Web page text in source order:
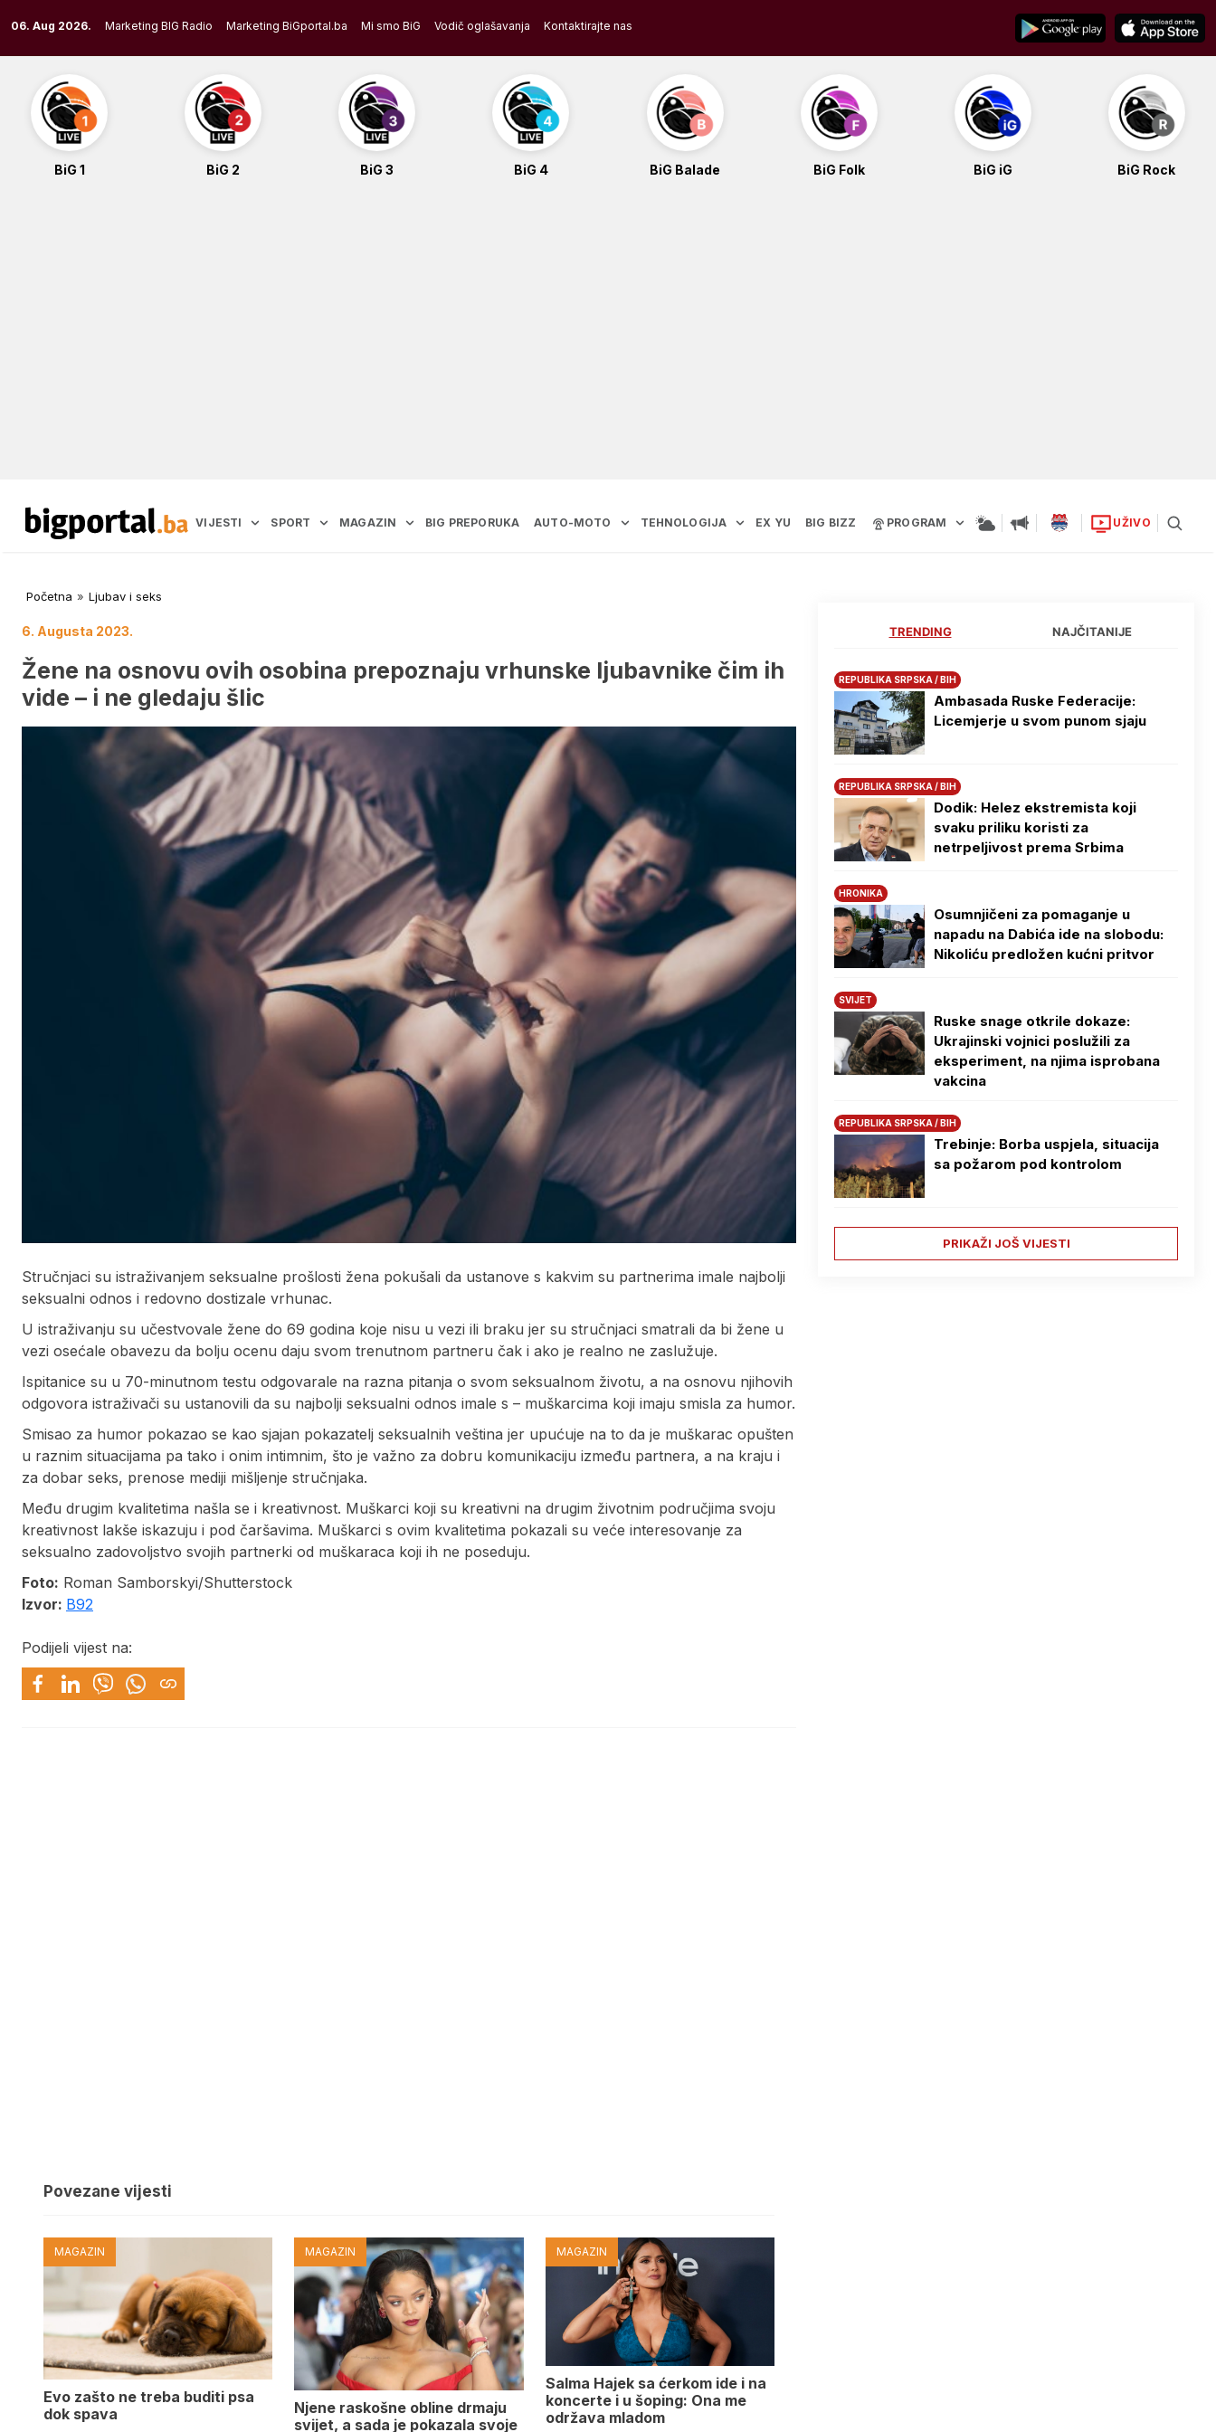
to
content
06. Aug 2026. Marketing BIG Radio Marketing BiGportal.ba Mi smo BiG Vodič oglašavanja Kontaktirajte nas
BiG 1 BiG 2 BiG 3 BiG 4 BiG Balade BiG Folk BiG iG BiG Rock
VIJESTI SPORT MAGAZIN BIG PREPORUKA AUTO-MOTO TEHNOLOGIJA EX YU BIG BIZZ PROGRAM UŽIVO
Početna » Ljubav i seks
6. Augusta 2023.
Žene na osnovu ovih osobina prepoznaju vrhunske ljubavnike čim ih
vide – i ne gledaju šlic
Stručnjaci su istraživanjem seksualne prošlosti žena pokušali da ustanove s kakvim su partnerima imale najbolji
seksualni odnos i redovno dostizale vrhunac.
U istraživanju su učestvovale žene do 69 godina koje nisu u vezi ili braku jer su stručnjaci smatrali da bi žene u
vezi osećale obavezu da bolju ocenu daju svom trenutnom partneru čak i ako je realno ne zaslužuje.
Ispitanice su u 70-minutnom testu odgovarale na razna pitanja o svom seksualnom životu, a na osnovu njihovih
odgovora istraživači su ustanovili da su najbolji seksualni odnos imale s – muškarcima koji imaju smisla za humor.
Smisao za humor pokazao se kao sjajan pokazatelj seksualnih veština jer upućuje na to da je muškarac opušten
u raznim situacijama pa tako i onim intimnim, što je važno za dobru komunikaciju između partnera, a na kraju i
za dobar seks, prenose mediji mišljenje stručnjaka.
Među drugim kvalitetima našla se i kreativnost. Muškarci koji su kreativni na drugim životnim područjima svoju
kreativnost lakše iskazuju i pod čaršavima. Muškarci s ovim kvalitetima pokazali su veće interesovanje za
seksualno zadovoljstvo svojih partnerki od muškaraca koji ih ne poseduju.
Foto: Roman Samborskyi/Shutterstock
Izvor: B92
Podijeli vijest na:
Povezane vijesti
MAGAZIN
Evo zašto ne treba buditi psa
dok spava
MAGAZIN
Njene raskošne obline drmaju
svijet, a sada je pokazala svoje
MAGAZIN
Salma Hajek sa ćerkom ide i na
koncerte i u šoping: Ona me
održava mladom
TRENDING NAJČITANIJE
REPUBLIKA SRPSKA / BIH
Ambasada Ruske Federacije:
Licemjerje u svom punom sjaju
REPUBLIKA SRPSKA / BIH
Dodik: Helez ekstremista koji
svaku priliku koristi za
netrpeljivost prema Srbima
HRONIKA
Osumnjičeni za pomaganje u
napadu na Dabića ide na slobodu:
Nikoliću predložen kućni pritvor
SVIJET
Ruske snage otkrile dokaze:
Ukrajinski vojnici poslužili za
eksperiment, na njima isprobana
vakcina
REPUBLIKA SRPSKA / BIH
Trebinje: Borba uspjela, situacija
sa požarom pod kontrolom
PRIKAŽI JOŠ VIJESTI